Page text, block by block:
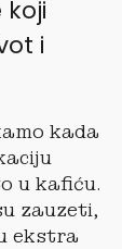
i
kada
u kafiću.
zauzeti,
ekstra